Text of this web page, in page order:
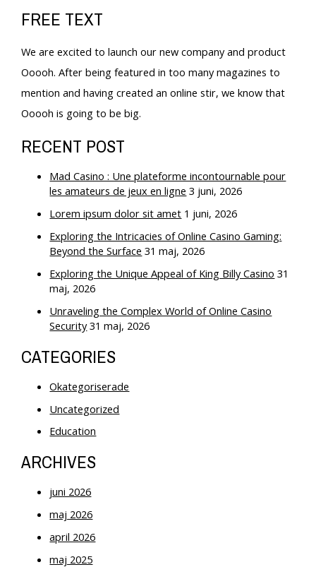
FREE TEXT
We are excited to launch our new company and product
Ooooh. After being featured in too many magazines to
mention and having created an online stir, we know that
Ooooh is going to be big.
RECENT POST
Mad Casino : Une plateforme incontournable pour
les amateurs de jeux en ligne 3 juni, 2026
Lorem ipsum dolor sit amet 1 juni, 2026
Exploring the Intricacies of Online Casino Gaming:
Beyond the Surface 31 maj, 2026
Exploring the Unique Appeal of King Billy Casino 31
maj, 2026
Unraveling the Complex World of Online Casino
Security 31 maj, 2026
CATEGORIES
Okategoriserade
Uncategorized
Education
ARCHIVES
juni 2026
maj 2026
april 2026
maj 2025